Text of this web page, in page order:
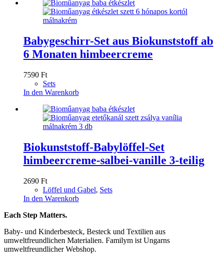
Babygeschirr-Set aus Biokunststoff ab
6 Monaten himbeercreme
7590 Ft
Sets
In den Warenkorb
Biokunststoff-Babylöffel-Set
himbeercreme-salbei-vanille 3-teilig
2690 Ft
Löffel und Gabel, Sets
In den Warenkorb
Each Step Matters.
Baby- und Kinderbesteck, Besteck und Textilien aus
umweltfreundlichen Materialien. Familym ist Ungarns
umweltfreundlicher Webshop.